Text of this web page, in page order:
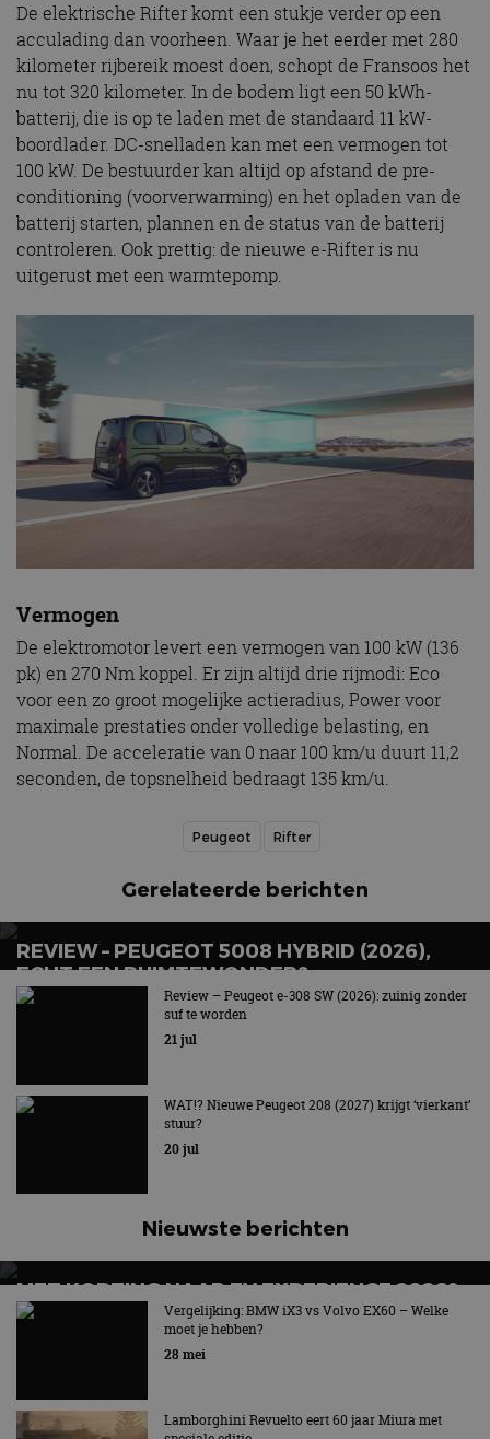
De elektrische Rifter komt een stukje verder op een
acculading dan voorheen. Waar je het eerder met 280
kilometer rijbereik moest doen, schopt de Fransoos het
nu tot 320 kilometer. In de bodem ligt een 50 kWh-
batterij, die is op te laden met de standaard 11 kW-
boordlader. DC-snelladen kan met een vermogen tot
100 kW. De bestuurder kan altijd op afstand de pre-
conditioning (voorverwarming) en het opladen van de
batterij starten, plannen en de status van de batterij
controleren. Ook prettig: de nieuwe e-Rifter is nu
uitgerust met een warmtepomp.
Vermogen
De elektromotor levert een vermogen van 100 kW (136
pk) en 270 Nm koppel. Er zijn altijd drie rijmodi: Eco
voor een zo groot mogelijke actieradius, Power voor
maximale prestaties onder volledige belasting, en
Normal. De acceleratie van 0 naar 100 km/u duurt 11,2
seconden, de topsnelheid bedraagt 135 km/u.
Peugeot Rifter
Gerelateerde berichten
REVIEW – PEUGEOT 5008 HYBRID (2026),
ECHT EEN RUIMTEWONDER?
Gul en zuinig tegelijk!Review – Peugeot e-308 SW (2026): zuinig zonder
suf te worden
21 jul
WAT!? Nieuwe Peugeot 208 (2027) krijgt ‘vierkant’
stuur?
20 jul
Nieuwste berichten
MET KORTING NAAR EV EXPERIENCE 2026?
AUTORAI REGELT HET!
EV Experience 2026 van 24 tot 26 september
Vergelijking: BMW iX3 vs Volvo EX60 – Welke
moet je hebben?
28 mei
Lamborghini Revuelto eert 60 jaar Miura met